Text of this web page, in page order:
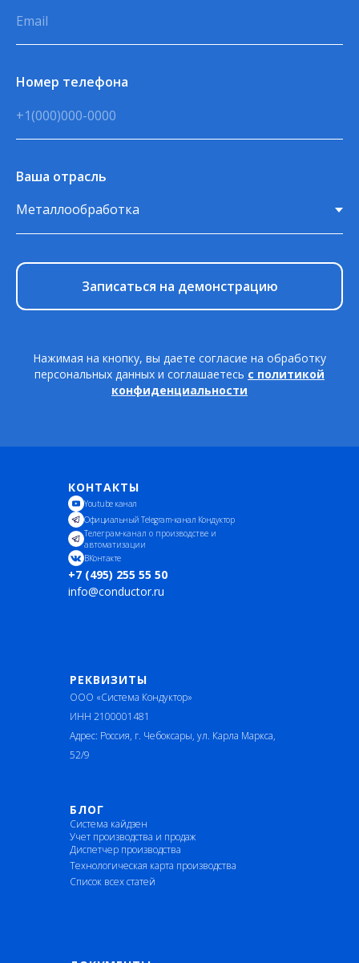
Номер телефона
Ваша отрасль
Записаться на демонстрацию
Нажимая на кнопку, вы даете согласие на обработку
персональных данных и соглашаетесь c политикой
конфиденциальности
БЛОГ
Система кайдзен
Учет производства и продаж
Диспетчер производства
Технологическая карта производства
Список всех статей
РЕКВИЗИТЫ
ООО «Система Кондуктор»
ИНН 2100001481
Адрес: Россия, г. Чебоксары, ул. Карла Маркса,
52/9
КОНТАКТЫ
Youtube канал
Официальный Telegram-канал Кондуктор
Телеграм-канал о производстве и
автоматизации
ВКонтакте
+7 (495) 255 55 50
info@conductor.ru